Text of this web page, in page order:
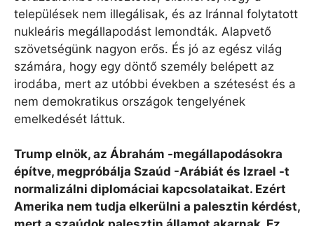
települések nem illegálisak, és az Iránnal folytatott
nukleáris megállapodást lemondták. Alapvető
szövetségünk nagyon erős. És jó az egész világ
számára, hogy egy döntő személy belépett az
irodába, mert az utóbbi években a szétesést és a
nem demokratikus országok tengelyének
emelkedését láttuk.
Trump elnök, az Ábrahám -megállapodásokra
építve, megpróbálja Szaúd -Arábiát és Izrael -t
normalizálni diplomáciai kapcsolataikat. Ezért
Amerika nem tudja elkerülni a palesztin kérdést,